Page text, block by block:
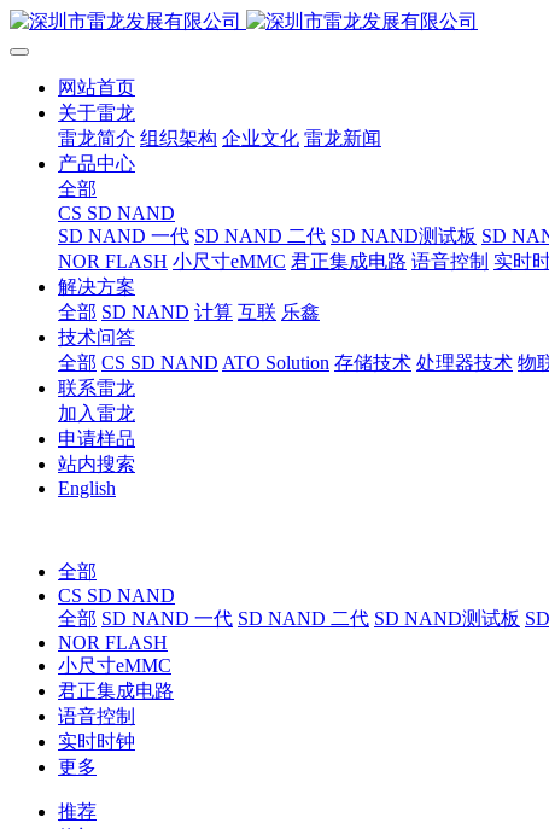
网站首页
关于雷龙
雷龙简介 组织架构 企业文化 雷龙新闻
产品中心
全部
CS SD NAND
SD NAND 一代 SD NAND 二代 SD NAND测试板 SD
NOR FLASH 小尺寸eMMC 君正集成电路 语音控制 实时
解决方案
全部 SD NAND 计算 互联 乐鑫
技术问答
全部 CS SD NAND ATO Solution 存储技术 处理器技术 物
联系雷龙
加入雷龙
申请样品
站内搜索
English
全部
CS SD NAND
全部 SD NAND 一代 SD NAND 二代 SD NAND测试板
NOR FLASH
小尺寸eMMC
君正集成电路
语音控制
实时时钟
更多
推荐